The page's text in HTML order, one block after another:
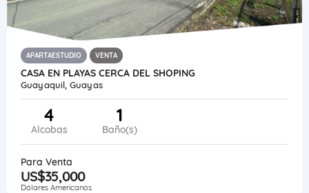
APARTAESTUDIO VENTA
CASA EN PLAYAS CERCA DEL SHOPING
Guayaquil, Guayas
4
Alcobas
1
Baño(s)
Para Venta
US$35,000
Dólares Americanos